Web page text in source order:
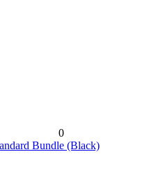
0
Bundle (Black)